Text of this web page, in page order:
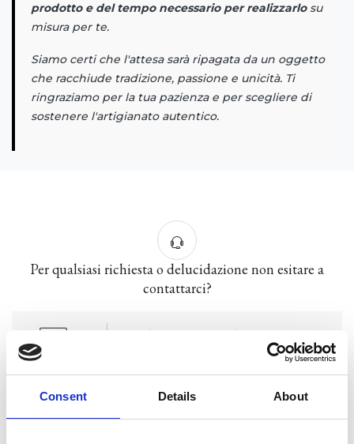
Consent Details About
prodotto e del tempo necessario per realizzarlosu
misura per te.
Siamo certi che l'attesa sarà ripagata da un oggetto
che racchiude tradizione, passione e unicità. Ti
ringraziamo per la tua pazienza e per scegliere di
sostenere l'artigianato autentico.
Per qualsiasi richiesta o delucidazione non esitare a
contattarci?
imolarte@ccimola.it
oppure